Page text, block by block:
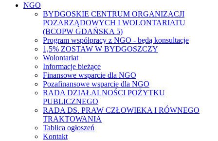
NGO
BYDGOSKIE CENTRUM ORGANIZACJI
POZARZĄDOWYCH I WOLONTARIATU
(BCOPW GDAŃSKA 5)
Program współpracy z NGO - będą konsultacje
1,5% ZOSTAW W BYDGOSZCZY
Wolontariat
Informacje bieżące
Finansowe wsparcie dla NGO
Pozafinansowe wsparcie dla NGO
RADA DZIAŁALNOŚCI POŻYTKU
PUBLICZNEGO
RADA DS. PRAW CZŁOWIEKA I RÓWNEGO
TRAKTOWANIA
Tablica ogłoszeń
Kontakt